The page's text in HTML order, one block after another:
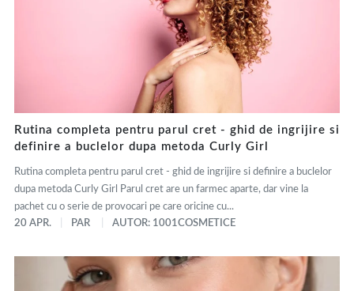
Rutina completa pentru parul cret - ghid de ingrijire si
definire a buclelor dupa metoda Curly Girl
Rutina completa pentru parul cret - ghid de ingrijire si definire a buclelor
dupa metoda Curly Girl Parul cret are un farmec aparte, dar vine la
pachet cu o serie de provocari pe care oricine cu...
20 APR.
PAR AUTOR: 1001COSMETICE